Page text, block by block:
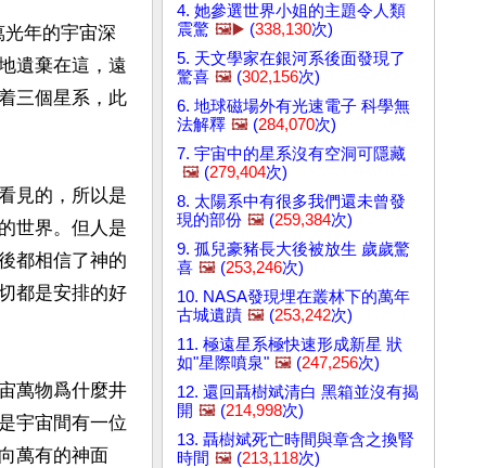
光年的宇宙深
遺棄在這，遠
三個星系，此
見的，所以是
世界。但人是
都相信了神的
都是安排的好
萬物爲什麼井
宇宙間有一位
萬有的神面
4. 她參選世界小姐的主題令人類
震驚 🖼️▶️ (338,130次)
5. 天文學家在銀河系後面發現了
驚喜 🖼️ (302,156次)
6. 地球磁場外有光速電子 科學無
法解釋 🖼️ (284,070次)
7. 宇宙中的星系沒有空洞可隱藏
🖼️ (279,404次)
8. 太陽系中有很多我們還未曾發
現的部份 🖼️ (259,384次)
9. 孤兒豪豬長大後被放生 歲歲驚
喜 🖼️ (253,246次)
10. NASA發現埋在叢林下的萬年
古城遺蹟 🖼️ (253,242次)
11. 極遠星系極快速形成新星 狀
如"星際噴泉" 🖼️ (247,256次)
12. 還回聶樹斌清白 黑箱並沒有揭
開 🖼️ (214,998次)
13. 聶樹斌死亡時間與章含之換腎
時間 🖼️ (213,118次)